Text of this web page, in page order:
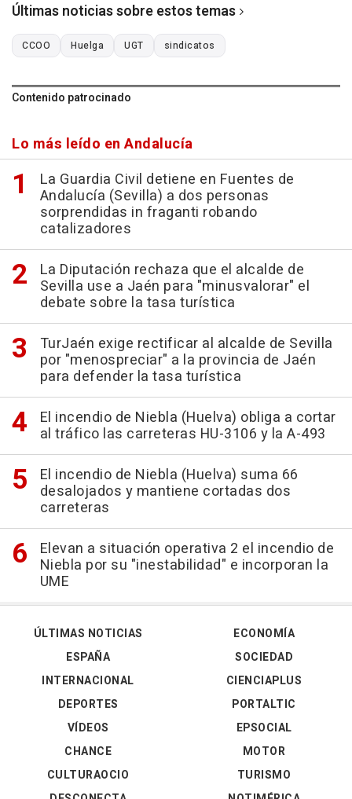
Últimas noticias sobre estos temas
CCOO Huelga UGT sindicatos
Contenido patrocinado
Lo más leído en Andalucía
La Guardia Civil detiene en Fuentes de
Andalucía (Sevilla) a dos personas
sorprendidas in fraganti robando
catalizadores
La Diputación rechaza que el alcalde de
Sevilla use a Jaén para "minusvalorar" el
debate sobre la tasa turística
TurJaén exige rectificar al alcalde de Sevilla
por "menospreciar" a la provincia de Jaén
para defender la tasa turística
El incendio de Niebla (Huelva) obliga a cortar
al tráfico las carreteras HU-3106 y la A-493
El incendio de Niebla (Huelva) suma 66
desalojados y mantiene cortadas dos
carreteras
Elevan a situación operativa 2 el incendio de
Niebla por su "inestabilidad" e incorporan la
UME
ÚLTIMAS NOTICIAS
ESPAÑA
INTERNACIONAL
DEPORTES
VÍDEOS
ECONOMÍA
SOCIEDAD
CIENCIAPLUS
PORTALTIC
EPSOCIAL
CHANCE
CULTURAOCIO
MOTOR
TURISMO